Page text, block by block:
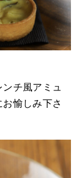
チ風アミュ
愉しみ下さ